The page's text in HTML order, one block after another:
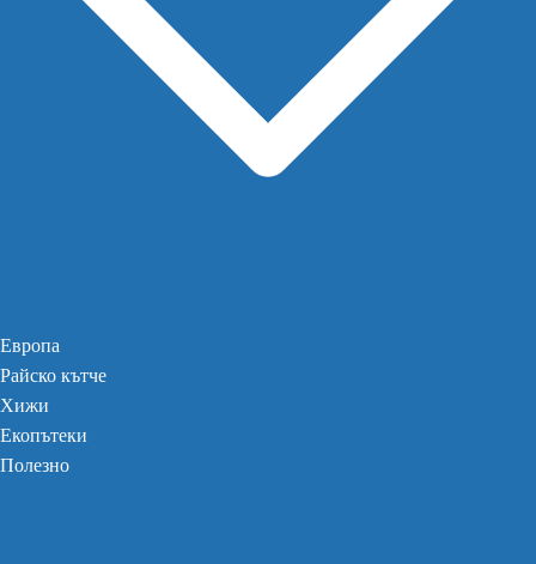
Европа
Райско кътче
Хижи
Екопътеки
Полезно